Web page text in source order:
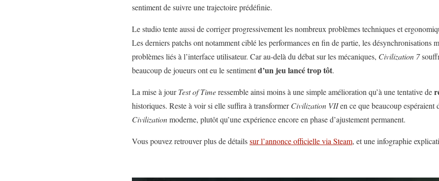
sentiment de suivre une trajectoire prédéfinie.
Le studio tente aussi de corriger progressivement les nombreux problèmes techniques et
Les derniers patchs ont notamment ciblé les performances en fin de partie, les désynchronisations
problèmes liés à l’interface utilisateur. Car au-delà du débat sur les mécaniques, Civilization 7
beaucoup de joueurs ont eu le sentimentd’un jeu lancé trop tôt.
La mise à jourTest of Timeressemble ainsi moins à une simple amélioration qu’à une tentative de
historiques. Reste à voir si elle suffira à transformerCivilization VIIen ce que beaucoup espéraient
Civilizationmoderne, plutôt qu’une expérience encore en phase d’ajustement permanent.
Vous pouvez retrouver plus de détailssur l’annonce officielle via Steam, et une infographie